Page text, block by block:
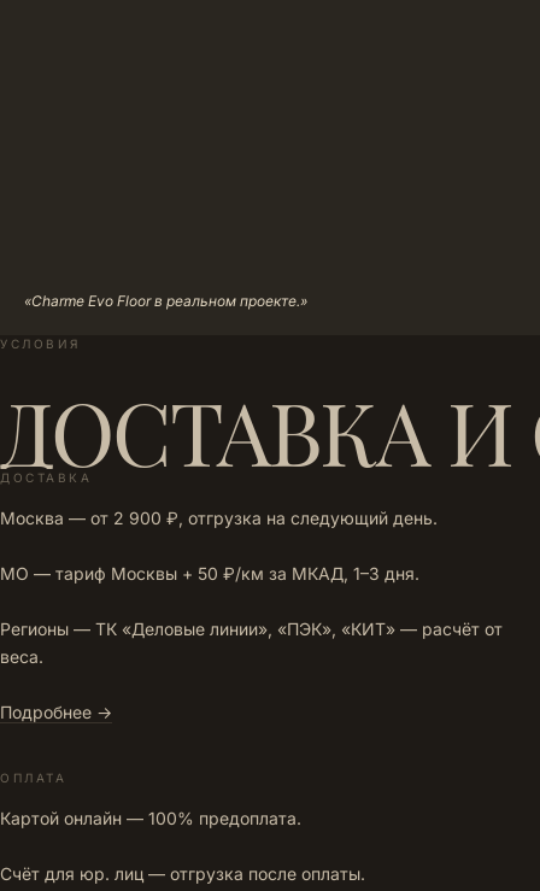
«Charme Evo Floor в реальном проекте.»
УСЛОВИЯ
ДОСТАВКА
ДОСТАВКА
Москва — от 2 900 ₽, отгрузка на следующий день.
МО — тариф Москвы + 50 ₽/км за МКАД, 1–3 дня.
Регионы — ТК «Деловые линии», «ПЭК», «КИТ» — расчёт от
веса.
Подробнее →
ОПЛАТА
Картой онлайн — 100% предоплата.
Счёт для юр. лиц — отгрузка после оплаты.